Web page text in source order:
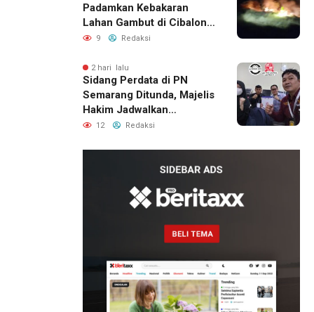
Padamkan Kebakaran
Lahan Gambut di Cibalong,
Permukiman Warga
9 Redaksi
2 hari lalu
Sidang Perdata di PN
Semarang Ditunda, Majelis
Hakim Jadwalkan
Pemanggilan Ulang BPR
12 Redaksi
1 hari lalu
Pemilik
Royal
Phone